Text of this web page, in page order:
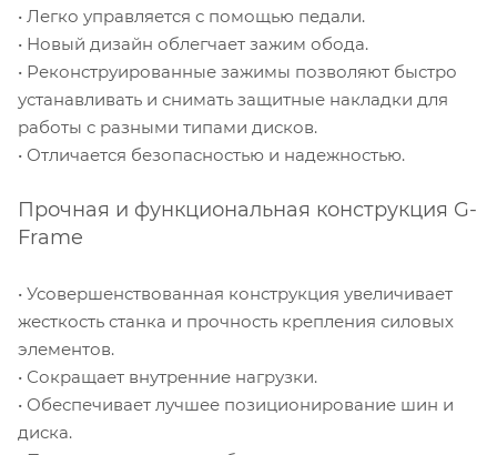
• Легко управляется с помощью педали.
• Новый дизайн облегчает зажим обода.
• Реконструированные зажимы позволяют быстро
устанавливать и снимать защитные накладки для
работы с разными типами дисков.
• Отличается безопасностью и надежностью.
Прочная и функциональная конструкция G-
Frame
• Усовершенствованная конструкция увеличивает
жесткость станка и прочность крепления силовых
элементов.
• Сокращает внутренние нагрузки.
• Обеспечивает лучшее позиционирование шин и
диска.